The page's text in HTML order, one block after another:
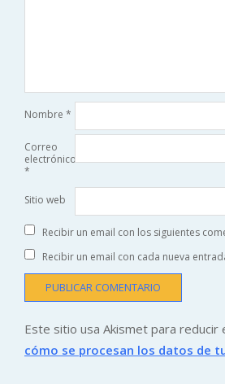
Nombre *
Correo
electrónico
*
Sitio web
Recibir un email con los siguientes
Recibir un email con cada nueva
Este sitio usa Akismet para reducir
cómo se procesan los datos de